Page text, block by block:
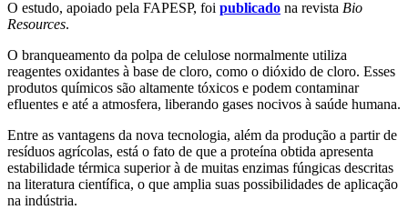
O estudo, apoiado pela FAPESP, foi publicado na revista Bio
Resources.
O branqueamento da polpa de celulose normalmente utiliza
reagentes oxidantes à base de cloro, como o dióxido de cloro. Esses
produtos químicos são altamente tóxicos e podem contaminar
efluentes e até a atmosfera, liberando gases nocivos à saúde humana.
Entre as vantagens da nova tecnologia, além da produção a partir de
resíduos agrícolas, está o fato de que a proteína obtida apresenta
estabilidade térmica superior à de muitas enzimas fúngicas descritas
na literatura científica, o que amplia suas possibilidades de aplicação
na indústria.